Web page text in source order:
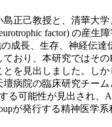
正己教授と、清華大
factor) の産
成長、生存、神経伝
おり
、本研究ではそ
を見出しました。し
病院の臨床研究チー
る可能性が見出され、
が発行する精神医学